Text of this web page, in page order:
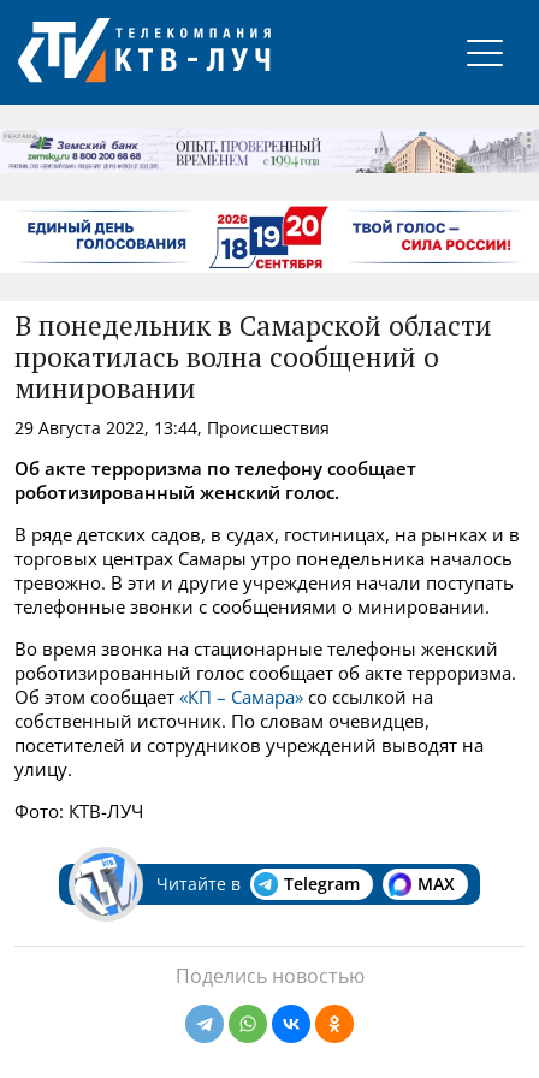
РЕКЛАМА
В понедельник в Самарской области
прокатилась волна сообщений о
минировании
29 Августа 2022, 13:44, Происшествия
Об акте терроризма по телефону сообщает
роботизированный женский голос.
В ряде детских садов, в судах, гостиницах, на рынках и в
торговых центрах Самары утро понедельника началось
тревожно. В эти и другие учреждения начали поступать
телефонные звонки с сообщениями о минировании.
Во время звонка на стационарные телефоны женский
роботизированный голос сообщает об акте терроризма.
Об этом сообщает «КП – Самара» со ссылкой на
собственный источник. По словам очевидцев,
посетителей и сотрудников учреждений выводят на
улицу.
Фото: КТВ-ЛУЧ
Читайте в Telegram MAX
Поделись новостью